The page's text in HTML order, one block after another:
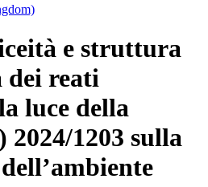
e struttura
dei reati
luce della
1203 sulla